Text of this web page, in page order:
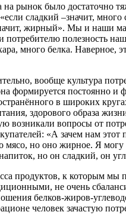
на рынок было достаточно
сладкий –значит, много
жирный». Мы и наши
потребителю полезность
много белка. Наверное,
вообще культура
формируется постоянно и
в широких
здорового образа
возникали вопросы от
«А зачем нам этот
мясо, но оно жирное. Я
но он сладкий, он
продуктов, к которым мы
не очень
белков-жиров-
человек зачастую